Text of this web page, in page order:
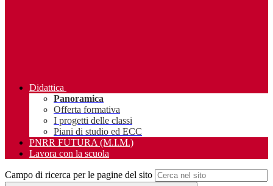
Didattica
Panoramica
Offerta formativa
I progetti delle classi
Piani di studio ed ECC
PNRR FUTURA (M.I.M.)
Lavora con la scuola
Campo di ricerca per le pagine del sito